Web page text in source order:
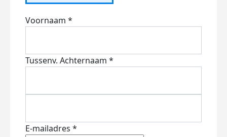
Voornaam *
Tussenv. Achternaam *
E-mailadres *